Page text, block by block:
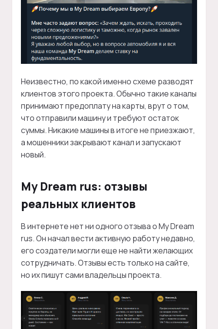
Неизвестно, по какой именно схеме разводят
клиентов этого проекта. Обычно такие каналы
принимают предоплату на карты, врут о том,
что отправили машину и требуют остаток
суммы. Никакие машины в итоге не приезжают,
а мошенники закрывают канал и запускают
новый.
My Dream rus: отзывы
реальных клиентов
В интернете нет ни одного отзыва о My Dream
rus. Он начал вести активную работу недавно,
его создатели могли еще не найти желающих
сотрудничать. Отзывы есть только на сайте,
но их пишут сами владельцы проекта.